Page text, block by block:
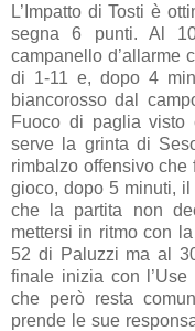
L’Impatto di Tosti è
segna 6 punti. Al
campanello d’allarme
di 1-11 e, dopo 4
biancorosso dal
Fuoco di paglia
serve la grinta di
rimbalzo offensivo che
gioco, dopo 5 minuti,
che la partita non
mettersi in ritmo con
52 di Paluzzi ma al
finale inizia con
che però resta
prende le sue